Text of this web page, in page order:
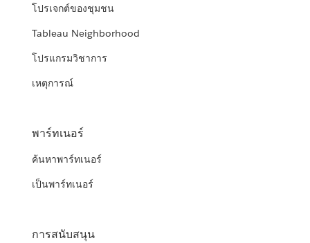
โปรเจกต์ของชุมชน
Tableau Neighborhood
โปรแกรมวิชาการ
เหตุการณ์
พาร์ทเนอร์
ค้นหาพาร์ทเนอร์
เป็นพาร์ทเนอร์
การสนับสนุน